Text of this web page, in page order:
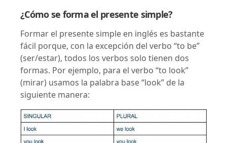
¿Cómo se forma el presente simple?
Formar el presente simple en inglés es bastante
fácil porque, con la excepción del verbo “to be”
(ser/estar), todos los verbos solo tienen dos
formas. Por ejemplo, para el verbo “to look”
(mirar) usamos la palabra base “look” de la
siguiente manera: